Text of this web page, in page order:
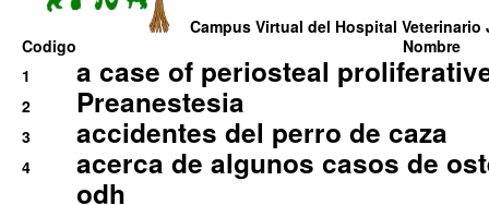
Campus Virtual del Hospital Veterinario
Codigo
Nombre
1
a case of periosteal
2 Preanestesia
3 accidentes del perro de caza
4
acerca de algunos casos de
odh